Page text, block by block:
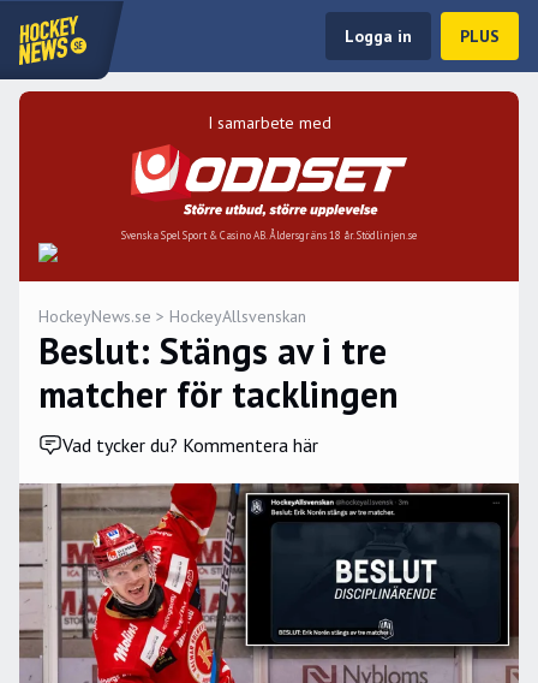
Logga in PLUS
I samarbete med
Svenska Spel Sport & Casino AB. Åldersgräns 18 år. Stödlinjen.se
HockeyNews.se > HockeyAllsvenskan
Beslut: Stängs av i tre
matcher för tacklingen
Vad tycker du? Kommentera här